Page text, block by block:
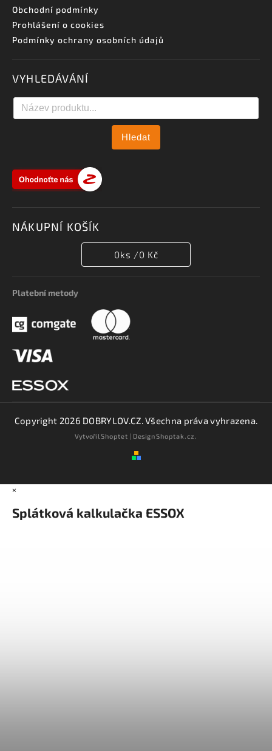
Obchodní podmínky
Prohlášení o cookies
Podmínky ochrany osobních údajů
VYHLEDÁVÁNÍ
Hledat
NÁKUPNÍ KOŠÍK
0ks /0 Kč
Platební metody
Copyright 2026 DOBRYLOV.CZ. Všechna práva vyhrazena.
VytvořilShoptet | DesignShoptak.cz.
×
Splátková kalkulačka ESSOX